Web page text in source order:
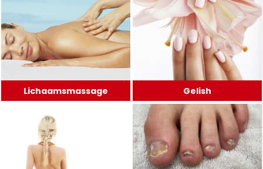
Lichaamsmassage Gelish